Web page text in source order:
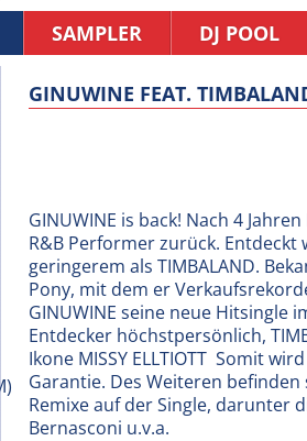
SAMPLER DJ POOL
GINUWINE FEAT.
GINUWINE is back! Nach 4
R&B Performer zurück. Entdeckt
geringerem als TIMBALAND.
Pony, mit dem er
GINUWINE seine neue Hitsingle
Entdecker höchstpersönlich,
Ikone MISSY ELLTIOTT  Somit
Garantie. Des Weiteren
Remixe auf der Single, darunter
Bernasconi u.v.a.